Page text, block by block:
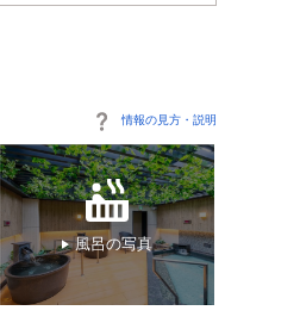
情報の見方・説明
風呂の写真